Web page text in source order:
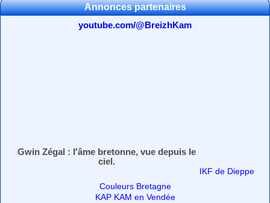
Annonces partenaires
youtube.com/@BreizhKam
Gwin Zégal : l'âme bretonne, vue depuis le
ciel.
IKF de Dieppe
Couleurs Bretagne
KAP KAM en Vendée